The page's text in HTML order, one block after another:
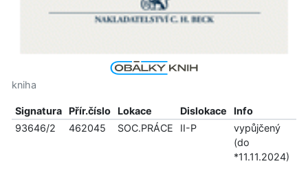
kniha
Signatura Přír.číslo Lokace Dislokace
Info
93646/2
462045 SOC.PRÁCE II-P
vypůjčený
(do
*11.11.2024)